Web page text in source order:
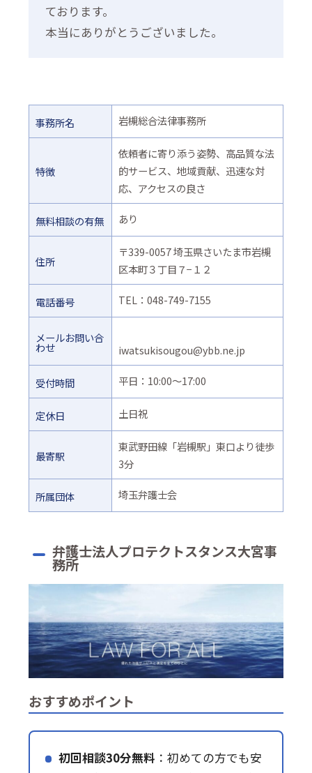
ております。
本当にありがとうございました。
事務所名 岩槻総合法律事務所
特徴
依頼者に寄り添う姿勢、高品質な法
的サービス、地域貢献、迅速な対
応、アクセスの良さ
無料相談の有無 あり
住所
〒339-0057 埼玉県さいたま市岩槻
区本町３丁目７−１２
電話番号 TEL：048-749-7155
メールお問い合
わせ iwatsukisougou@ybb.ne.jp
受付時間 平日：10:00～17:00
定休日 土日祝
最寄駅
東武野田線「岩槻駅」東口より徒歩
3分
所属団体 埼玉弁護士会
弁護士法人プロテクトスタンス大宮事
務所
おすすめポイント
初回相談30分無料 ：初めての方でも安